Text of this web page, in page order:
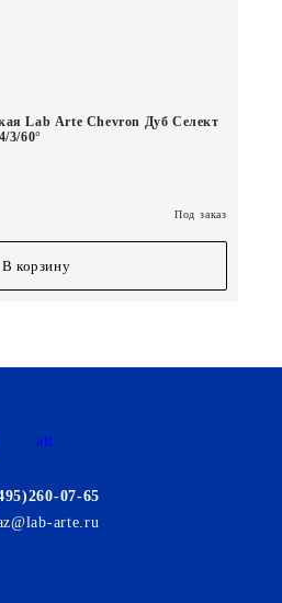
Lab Arte Chevron Дуб Селект
3/60°
Под заказ
В корзину
07-65
arte.ru